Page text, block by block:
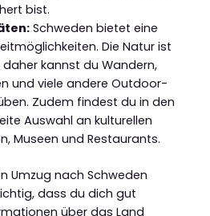
bist.
Schweden bietet eine
Die Natur ist
kannst du Wandern,
und viele andere Outdoor-
Zudem findest du in den
Auswahl an kulturellen
Museen und Restaurants.
Umzug nach Schweden
dass du dich gut
über das Land